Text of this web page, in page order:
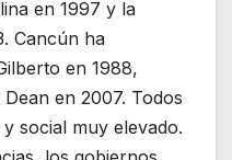
en 1997 y la
Cancún ha
en 1988,
en 2007. Todos
social muy elevado.